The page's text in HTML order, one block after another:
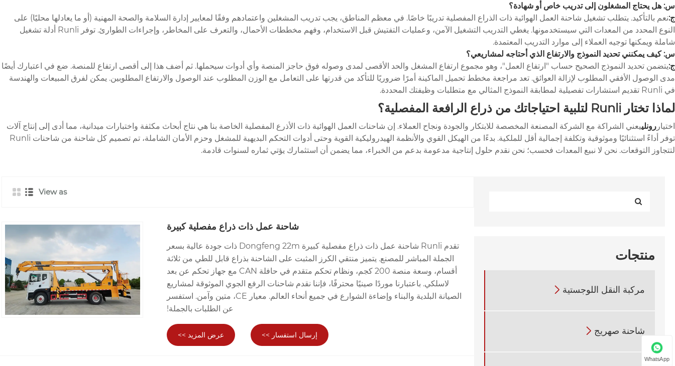
س: هل يحتاج المشغلون إلى تدريب خاص أو شهادة؟
ج:نعم بالتأكيد. يتطلب تشغيل شاحنة العمل الهوائية ذات الذراع المفصلية تدريبًا خاصًا. في معظم المناطق، يجب تدريب المشغلين واعتمادهم وفقًا لمعايير إدارة السلامة والصحة المهنية (أو ما يعادلها محليًا) على
النوع المحدد من المعدات التي سيستخدمونها. يغطي التدريب التشغيل الآمن، وعمليات التفتيش قبل الاستخدام، وفهم مخططات الأحمال، والتعرف على المخاطر، وإجراءات الطوارئ. توفر Runli أدلة تشغيل
شاملة ويمكنها توجيه العملاء إلى موارد التدريب المعتمدة.
س: كيف يمكنني تحديد النموذج والارتفاع الذي أحتاجه لمشاريعي؟
ج:يتضمن تحديد النموذج الصحيح حساب "ارتفاع العمل"، وهو مجموع ارتفاع المشغل والحد الأقصى لمدى وصوله فوق حاجز المنصة وأي أدوات سيحملها. ثم أضف هذا إلى أقصى ارتفاع للمنصة. ضع في اعتبارك أيضًا
مدى الوصول الأفقي المطلوب لإزالة العوائق. تعد مراجعة مخطط تحميل الماكينة أمرًا ضروريًا للتأكد من قدرتها على التعامل مع الوزن المطلوب عند الوصول والارتفاع المطلوبين. يمكن لفرق المبيعات والهندسة
في Runli تقديم استشارات تفصيلية لمطابقة النموذج المثالي مع متطلبات وظيفتك المحددة.
لماذا تختار Runli لتلبية احتياجاتك من ذراع الرافعة المفصلية؟
اختيار رونلييعني الشراكة مع الشركة المصنعة المخصصة للابتكار والجودة ونجاح العملاء. إن شاحنات العمل الهوائية ذات الأذرع المفصلية الخاصة بنا هي نتاج أبحاث مكثفة واختبارات ميدانية، مما أدى إلى إنتاج آلات
توفر أداءً استثنائيًا وموثوقية وتكلفة إجمالية أقل للملكية. بدءًا من الهيكل القوي والأنظمة الهيدروليكية القوية وحتى أدوات التحكم البديهية للمشغل وحزم الأمان الشاملة، تم تصميم كل شاحنة من شاحنات Runli
لتتجاوز التوقعات. نحن لا نبيع المعدات فحسب؛ نحن نقدم حلول إنتاجية مدعومة بدعم من الخبراء، مما يضمن أن استثمارك يؤتي ثماره لسنوات قادمة.
منتجات
مركبة النقل اللوجستية 
شاحنة صهريج 
View as
شاحنة عمل ذات ذراع مفصلية كبيرة
تقدم Runli شاحنة عمل ذات ذراع مفصلية كبيرة Dongfeng 22m ذات جودة عالية بسعر
الجملة المباشر للمصنع. يتميز منتقي الكرز المثبت على الشاحنة بذراع قابل للطي من ثلاثة
أقسام، وسعة منصة 200 كجم، ونظام تحكم متقدم في حافلة CAN مع جهاز تحكم عن بعد
لاسلكي. باعتبارنا موردًا صينيًا محترفًا، فإننا نقدم شاحنات الرفع الجوي الموثوقة لمشاريع
الصيانة البلدية والبناء وإضاءة الشوارع في جميع أنحاء العالم. معيار CE، متين وآمن. استفسر
عن الطلبات بالجملة!
عرض المزيد >> إرسال استفسار >>
WhatsApp